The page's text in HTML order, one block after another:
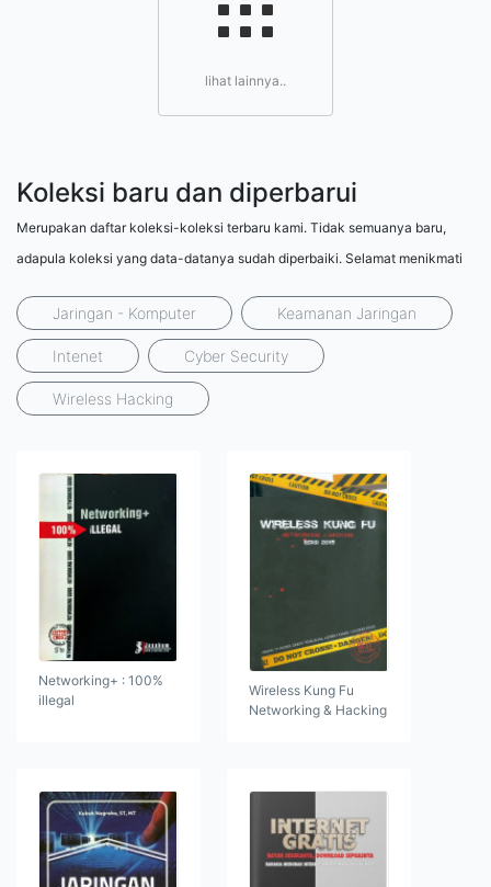
lihat lainnya..
Koleksi baru dan diperbarui
Merupakan daftar koleksi-koleksi terbaru kami. Tidak semuanya baru,
adapula koleksi yang data-datanya sudah diperbaiki. Selamat menikmati
Jaringan - Komputer Keamanan Jaringan
Intenet Cyber Security
Wireless Hacking
Networking+ : 100%
illegal
Wireless Kung Fu
Networking & Hacking